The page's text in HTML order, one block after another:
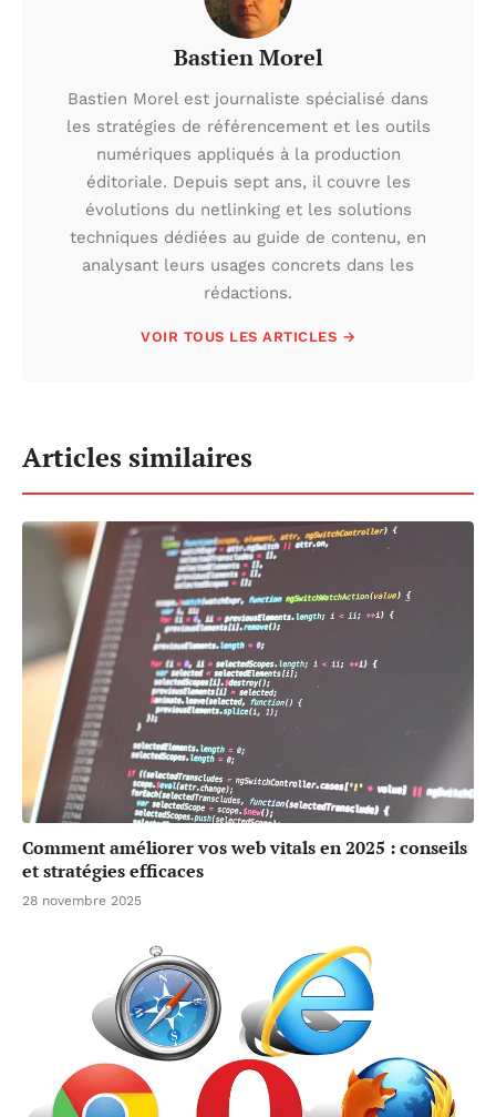
Bastien Morel
Bastien Morel est journaliste spécialisé dans
les stratégies de référencement et les outils
numériques appliqués à la production
éditoriale. Depuis sept ans, il couvre les
évolutions du netlinking et les solutions
techniques dédiées au guide de contenu, en
analysant leurs usages concrets dans les
rédactions.
VOIR TOUS LES ARTICLES →
Articles similaires
Comment améliorer vos web vitals en 2025 : conseils
et stratégies efficaces
28 novembre 2025